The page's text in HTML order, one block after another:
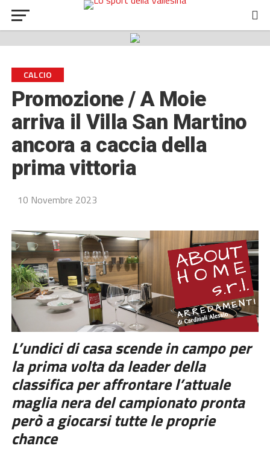
CALCIO
Promozione / A Moie
arriva il Villa San Martino
ancora a caccia della
prima vittoria
10 Novembre 2023
L’undici di casa scende in campo per
la prima volta da leader della
classifica per affrontare l’attuale
maglia nera del campionato pronta
però a giocarsi tutte le proprie
chance